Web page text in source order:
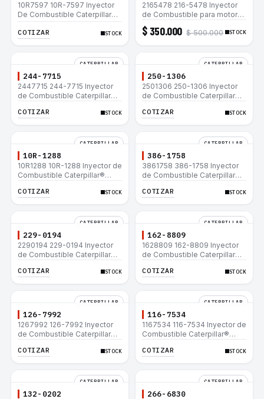
10R7597 10R-7597 Inyector
De Combustible Caterpillar®
320C 320C L
COTIZAR STOCK
2165478 216-5478 Inyector
de Combustible para motor
Caterpillar 3044C
minicargador 236B 246B
$ 350.000 $ 500.000 STOCK
CATERPILLAR
244-7715
2447715 244-7715 Inyector
de Combustible Caterpillar®
980H
COTIZAR STOCK
CATERPILLAR
250-1306
2501306 250-1306 Inyector
de Combustible Caterpillar®
3516C 854G 992G
COTIZAR STOCK
CATERPILLAR
10R-1288
10R1288 10R-1288 Inyector de
Combustible Caterpillar®
3516C 854G 992G
COTIZAR STOCK
CATERPILLAR
386-1758
3861758 386-1758 Inyector
de Combustible Caterpillar®
3516C 854G 992G
COTIZAR STOCK
CATERPILLAR
229-0194
2290194 229-0194 Inyector
de Combustible Caterpillar®
3516C 854G 992G
COTIZAR STOCK
CATERPILLAR
162-8809
1628809 162-8809 Inyector
de Combustible Caterpillar®
3516C 854G 992G
COTIZAR STOCK
CATERPILLAR
126-7992
1267992 126-7992 Inyector
de Combustible Caterpillar®
3516C 854G 992G
COTIZAR STOCK
CATERPILLAR
116-7534
1167534 116-7534 Inyector de
Combustible Caterpillar®
3516C 854G 992G
COTIZAR STOCK
CATERPILLAR
132-0202
CATERPILLAR
266-6830